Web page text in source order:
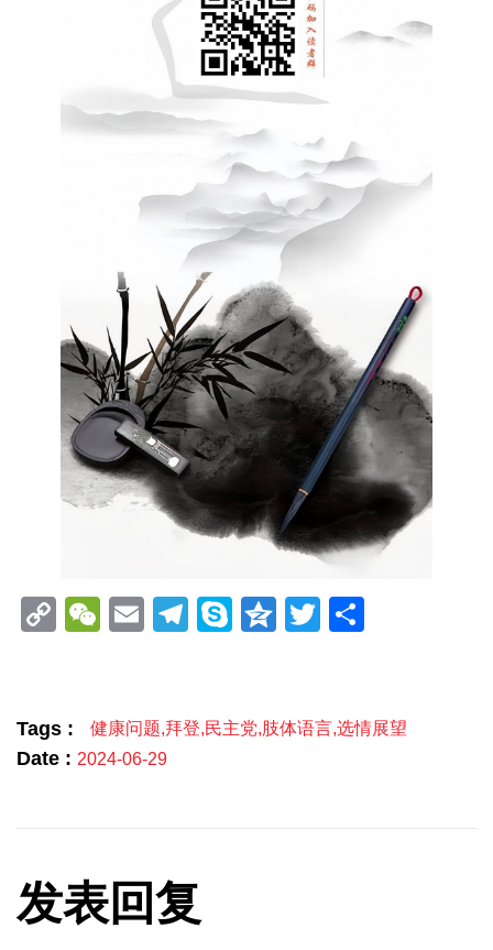
CopyWeChat
EmailTelegram
SkypeQzoneTwitter
Tags : 健康问题,拜登,民主党,肢体语言,选情展望
Date : 2024-06-29
发表回复